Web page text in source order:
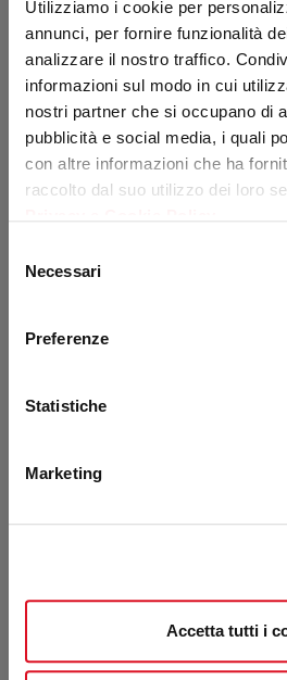
Utilizziamo i cookie per
annunci, per fornire funzionalità
analizzare il nostro traffico.
informazioni sul modo in cui
nostri partner che si occupano di
pubblicità e social media, i quali
con altre informazioni che ha
raccolto dal suo utilizzo dei loro
delNecessari
Preferenze
Statistiche
Marketing
Accetta tutti i